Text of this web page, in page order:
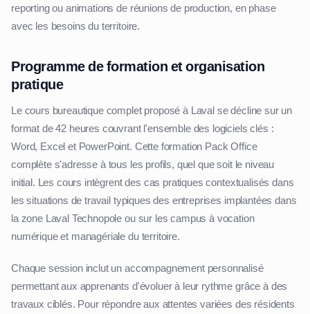
reporting ou animations de réunions de production, en phase
avec les besoins du territoire.
Programme de formation et organisation
pratique
Le cours bureautique complet proposé à Laval se décline sur un
format de 42 heures couvrant l'ensemble des logiciels clés :
Word, Excel et PowerPoint. Cette formation Pack Office
complète s'adresse à tous les profils, quel que soit le niveau
initial. Les cours intègrent des cas pratiques contextualisés dans
les situations de travail typiques des entreprises implantées dans
la zone Laval Technopole ou sur les campus à vocation
numérique et managériale du territoire.
Chaque session inclut un accompagnement personnalisé
permettant aux apprenants d'évoluer à leur rythme grâce à des
travaux ciblés. Pour répondre aux attentes variées des résidents